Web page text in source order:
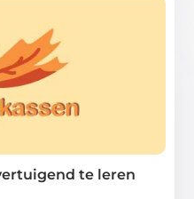
te leren